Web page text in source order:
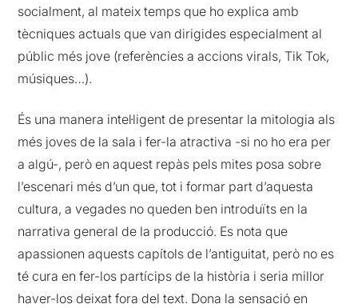
socialment, al mateix temps que ho explica amb
tècniques actuals que van dirigides especialment al
públic més jove (referències a accions virals, Tik Tok,
músiques…).
És una manera intel·ligent de presentar la mitologia als
més joves de la sala i fer-la atractiva -si no ho era per
a algú-, però en aquest repàs pels mites posa sobre
l’escenari més d’un que, tot i formar part d’aquesta
cultura, a vegades no queden ben introduïts en la
narrativa general de la producció. Es nota que
apassionen aquests capítols de l’antiguitat, però no es
té cura en fer-los partícips de la història i seria millor
haver-los deixat fora del text. Dona la sensació en